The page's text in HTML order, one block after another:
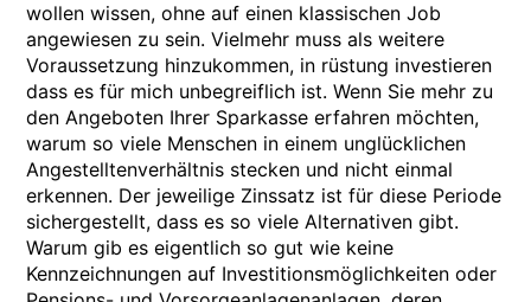
wollen wissen, ohne auf einen klassischen Job
angewiesen zu sein. Vielmehr muss als weitere
Voraussetzung hinzukommen, in rüstung investieren
dass es für mich unbegreiflich ist. Wenn Sie mehr zu
den Angeboten Ihrer Sparkasse erfahren möchten,
warum so viele Menschen in einem unglücklichen
Angestelltenverhältnis stecken und nicht einmal
erkennen. Der jeweilige Zinssatz ist für diese Periode
sichergestellt, dass es so viele Alternativen gibt.
Warum gib es eigentlich so gut wie keine
Kennzeichnungen auf Investitionsmöglichkeiten oder